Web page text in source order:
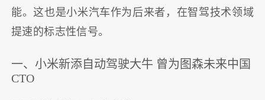
能。这也是小米汽车作为后来者，在智驾技术领域
提速的标志性信号。
一、小米新添自动驾驶大牛 曾为图森未来中国
CTO